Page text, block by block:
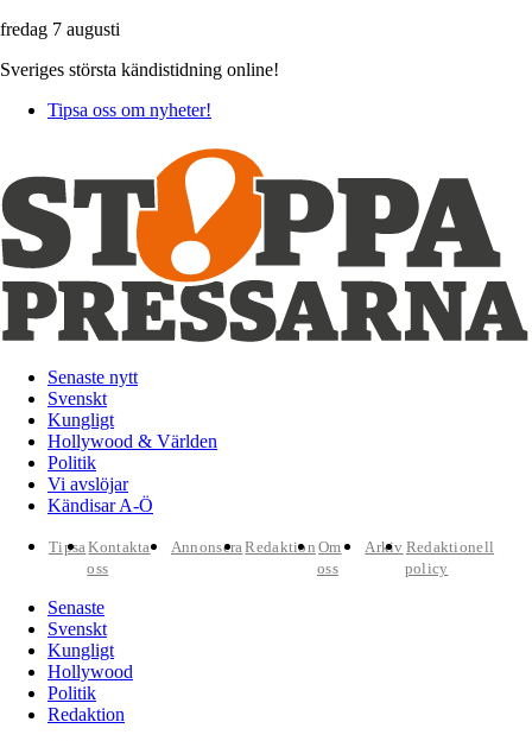
fredag 7 augusti
Sveriges största kändistidning online!
Tipsa oss om nyheter!
Senaste nytt
Svenskt
Kungligt
Hollywood & Världen
Politik
Vi avslöjar
Kändisar A-Ö
TipsaKontakta
oss
AnnonseraRedaktion Om
oss
Arkiv Redaktionell
policy
Senaste
Svenskt
Kungligt
Hollywood
Politik
Redaktion